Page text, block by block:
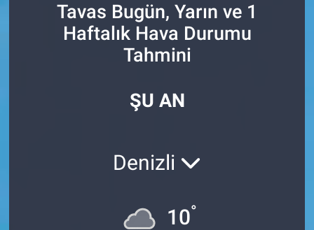
Tavas Bugün, Yarın ve 1
Haftalık Hava Durumu
Tahmini
ŞU AN
Denizli
10°
Kültür & Sanat
Tüm Manşetler
Son Dakika Haberleri